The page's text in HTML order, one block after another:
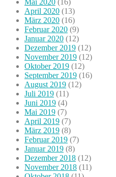
April 2020 (13)
März 2020 (16)
Februar 2020 (9)
Januar 2020 (12)
Dezember 2019 (12)
November 2019 (12)
Oktober 2019 (12)
September 2019 (16)
August 2019 (12)
Juli 2019 (11)
Juni 2019 (4)
Mai 2019 (7)
April 2019 (7)
März 2019 (8)
Februar 2019 (7)
Januar 2019 (8)
Dezember 2018 (12)
November 2018 (11)